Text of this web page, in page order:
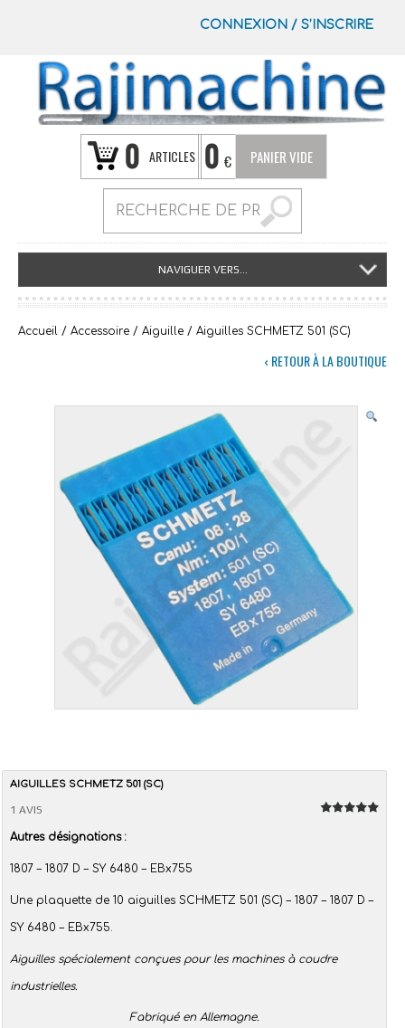
CONNEXION / S’INSCRIRE
0 ARTICLES 0 € PANIER VIDE
NAVIGUER VERS...
Accueil / Accessoire / Aiguille / Aiguilles SCHMETZ 501 (SC)
‹ RETOUR À LA BOUTIQUE
AIGUILLES SCHMETZ 501 (SC)
1 AVIS
Autres désignations :
1807 – 1807 D – SY 6480 – EBx755
Une plaquette de 10 aiguilles SCHMETZ 501 (SC) – 1807 – 1807 D –
SY 6480 – EBx755.
Aiguilles spécialement conçues pour les machines à coudre
industrielles.
Fabriqué en Allemagne.